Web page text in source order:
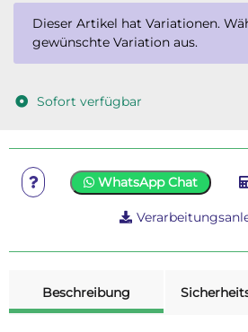
x
Dieser Artikel hat Variationen.
gewünschte Variation aus.
Sofort verfügbar
WhatsApp Chat
Beschreibung